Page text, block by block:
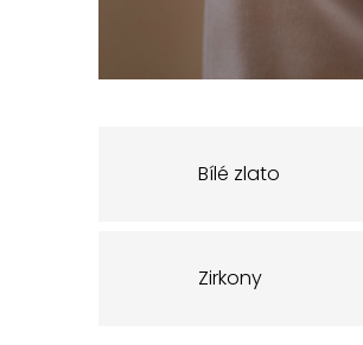
Bílé zlato
Zirkony